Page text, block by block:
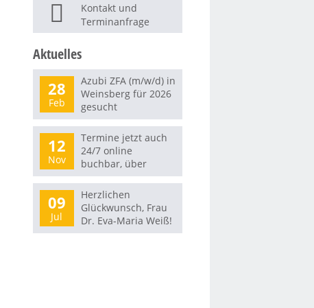
Kontakt und
Terminanfrage
Aktuelles
28
Feb
Azubi ZFA (m/w/d) in
Weinsberg für 2026
gesucht
12
Nov
Termine jetzt auch
24/7 online
buchbar, über
Doctolib!
09
Jul
Herzlichen
Glückwunsch, Frau
Dr. Eva-Maria Weiß!